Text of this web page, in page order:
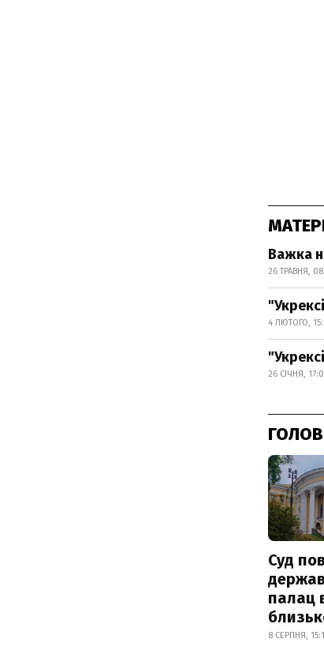
Важка
26 ТРАВНЯ,
4 ЛЮТОГО,
26 СІЧНЯ,
Суд
палац
8 СЕРПНЯ,